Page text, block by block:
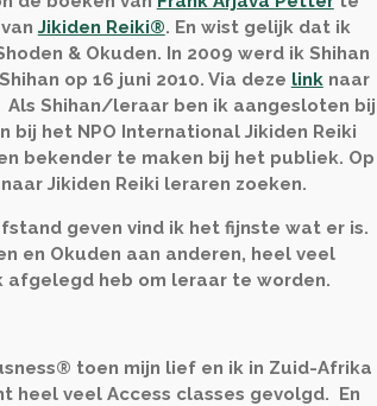
Jikiden Reiki®. En wist gelijk dat ik
& Okuden. In 2009 werd ik Shihan
op 16 juni 2010. Via deze link naar
Shihan/leraar ben ik aangesloten bij
bij het NPO International Jikiden Reiki
bekender te maken bij het publiek. Op
Jikiden Reiki leraren zoeken.
geven vind ik het fijnste wat er is.
en Okuden aan anderen, heel veel
afgelegd heb om leraar te worden.
toen mijn lief en ik in Zuid-Afrika
heel veel Access classes gevolgd. En